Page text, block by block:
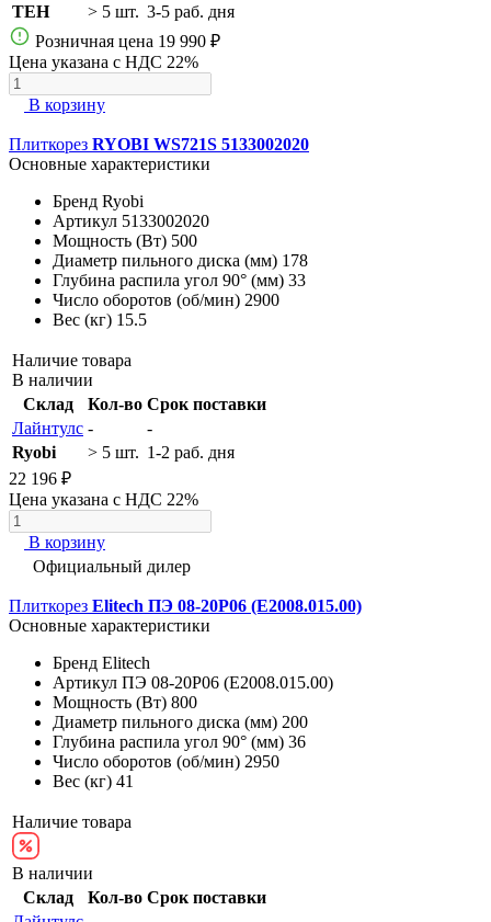
TEH
> 5 шт. 3-5 раб. дня
Розничная цена 19 990 ₽
Цена указана с НДС 22%
В корзину
Плиткорез RYOBI WS721S 5133002020
Основные характеристики
Бренд Ryobi
Артикул 5133002020
Мощность (Вт) 500
Диаметр пильного диска (мм) 178
Глубина распила угол 90° (мм) 33
Число оборотов (об/мин) 2900
Вес (кг) 15.5
Наличие товара
В наличии
Склад
Кол-во Срок поставки
Лайнтулс -
-
Ryobi
> 5 шт. 1-2 раб. дня
22 196 ₽
Цена указана с НДС 22%
В корзину
Официальный дилер
Плиткорез Elitech ПЭ 08-20Р06 (E2008.015.00)
Основные характеристики
Бренд Elitech
Артикул ПЭ 08-20Р06 (E2008.015.00)
Мощность (Вт) 800
Диаметр пильного диска (мм) 200
Глубина распила угол 90° (мм) 36
Число оборотов (об/мин) 2950
Вес (кг) 41
Наличие товара
В наличии
Склад
Кол-во Срок поставки